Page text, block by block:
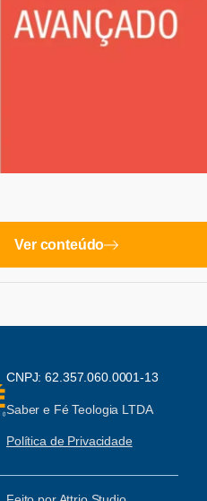
Ver conteúdo
CNPJ: 62.357.060.0001-13
Saber e Fé Teologia LTDA
Política de Privacidade